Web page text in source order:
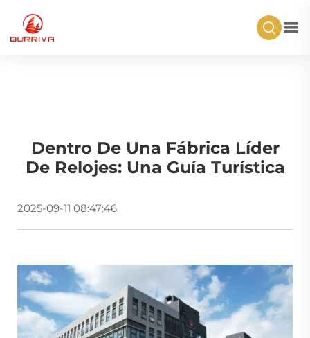
Dentro De Una Fábrica Líder
De Relojes: Una Guía Turística
2025-09-11 08:47:46